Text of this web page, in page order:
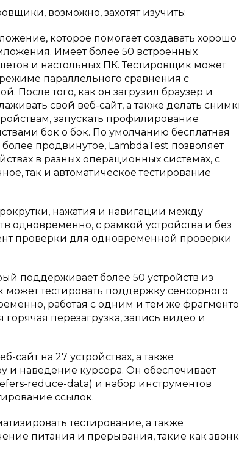
возможно, захотят изучить:
которое помогает создавать хорошо
Имеет более 50 встроенных
и настольных ПК. Тестировщик может
параллельного сравнения с
того, как он загрузил браузер и
свой веб-сайт, а также делать
запускать профилирование
бок о бок. По умолчанию бесплатная
продвинутое, LambdaTest позволяет
в разных операционных системах, с
так и автоматическое тестирование
нажатия и навигации между
одновременно, с рамкой устройства и без
проверки для одновременной проверки
поддерживает более 50 устройств из
тестировать поддержку сенсорного
работая с одним и тем же
перезагрузка, запись видео и
сайт на 27 устройствах, а также
и наведение курсора. Он обеспечивает
reduce-data) и набор инструментов
ссылок.
тестирование, а также
питания и прерывания, такие как